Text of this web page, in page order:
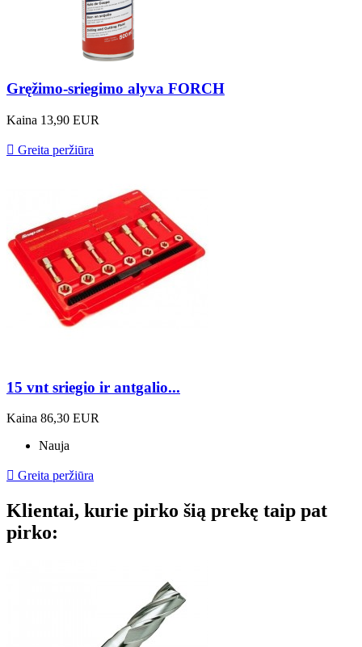
Gręžimo-sriegimo alyva FORCH
Kaina 13,90 EUR
 Greita peržiūra
15 vnt sriegio ir antgalio...
Kaina 86,30 EUR
Nauja
 Greita peržiūra
Klientai, kurie pirko šią prekę taip pat
pirko: